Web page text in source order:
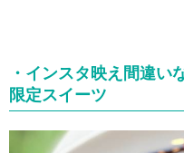
・インスタ映え間違い
限定スイーツ